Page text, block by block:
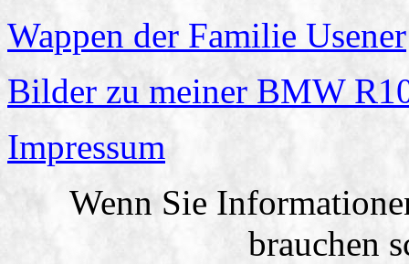
Wappen der Familie Usener
Bilder zu meiner BMW
Impressum
Wenn Sie
brauchen